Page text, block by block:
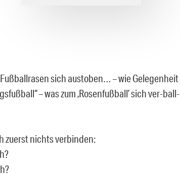
sich austoben… – wie Gelegenheit
– was zum ‚Rosenfußball’ sich ver-ball-
zuerst nichts verbinden: